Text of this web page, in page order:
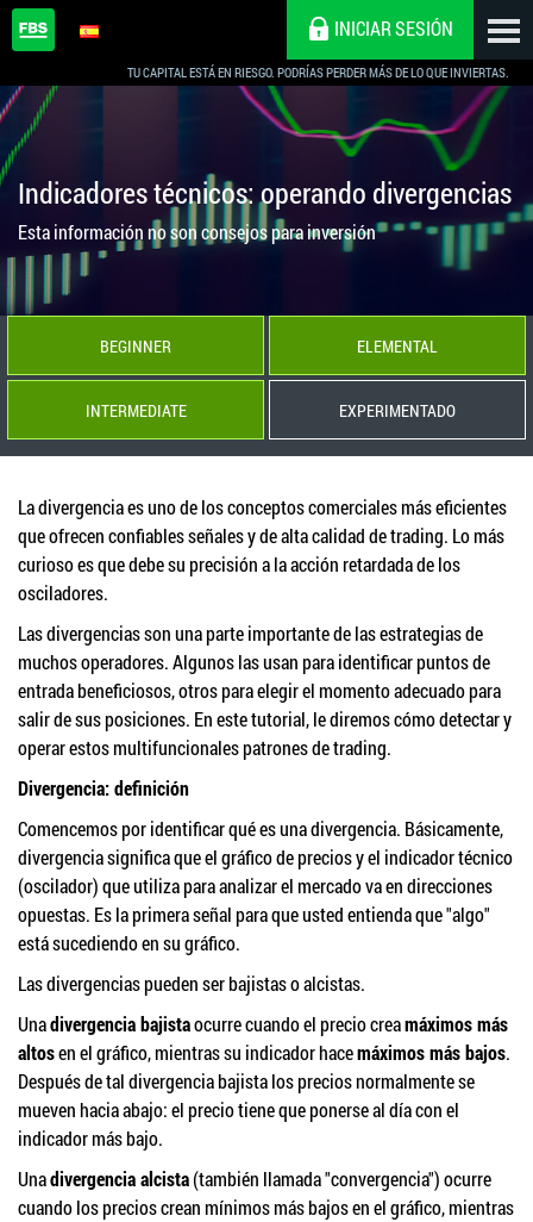
TU CAPITAL ESTÁ EN RIESGO. PODRÍAS PERDER MÁS DE LO QUE INVIERTAS.
INICIAR SESIÓN
Indicadores técnicos: operando divergencias
Esta información no son consejos para inversión
BEGINNER ELEMENTAL
INTERMEDIATE EXPERIMENTADO
La divergencia es uno de los conceptos comerciales más eficientes
que ofrecen confiables señales y de alta calidad de trading. Lo más
curioso es que debe su precisión a la acción retardada de los
osciladores.
Las divergencias son una parte importante de las estrategias de
muchos operadores. Algunos las usan para identificar puntos de
entrada beneficiosos, otros para elegir el momento adecuado para
salir de sus posiciones. En este tutorial, le diremos cómo detectar y
operar estos multifuncionales patrones de trading.
Divergencia: definición
Comencemos por identificar qué es una divergencia. Básicamente,
divergencia significa que el gráfico de precios y el indicador técnico
(oscilador) que utiliza para analizar el mercado va en direcciones
opuestas. Es la primera señal para que usted entienda que "algo"
está sucediendo en su gráfico.
Las divergencias pueden ser bajistas o alcistas.
Unadivergencia bajistaocurre cuando el precio creamáximos más
altosen el gráfico, mientras su indicador hacemáximos más bajos.
Después de tal divergencia bajista los precios normalmente se
mueven hacia abajo: el precio tiene que ponerse al día con el
indicador más bajo.
Unadivergencia alcista(también llamada "convergencia") ocurre
cuando los precios crean mínimos más bajos en el gráfico, mientras